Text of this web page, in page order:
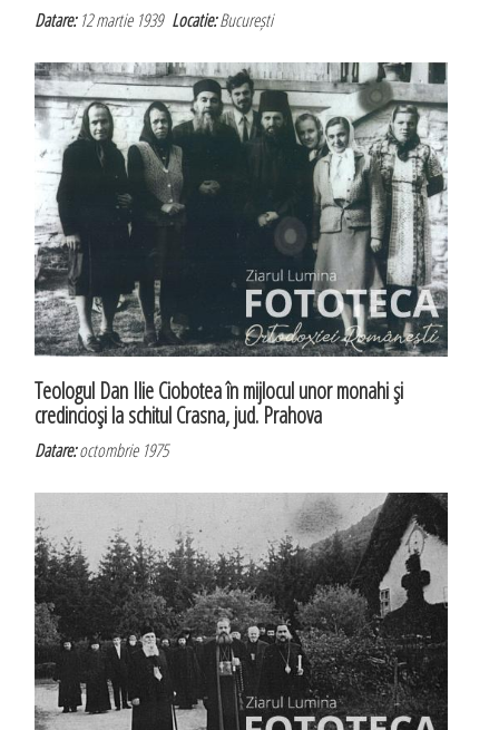
Datare:12 martie 1939Locatie:București
Teologul Dan Ilie Ciobotea în mijlocul unor monahi şi
credincioşi la schitul Crasna, jud. Prahova
Datare:octombrie 1975